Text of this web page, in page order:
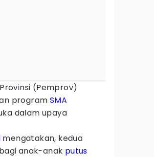
(Pemprov)
program SMA
dalam upaya
mengatakan, kedua
anak-anak putus